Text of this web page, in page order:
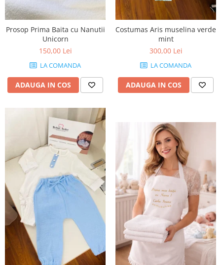
Prosop Prima Baita cu Nanutii
Unicorn
150,00 Lei
LA COMANDA
ADAUGA IN COS
Costumas Aris muselina verde
mint
300,00 Lei
LA COMANDA
ADAUGA IN COS